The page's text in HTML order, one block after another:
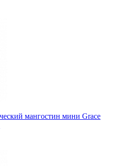
мангостин мини Grace